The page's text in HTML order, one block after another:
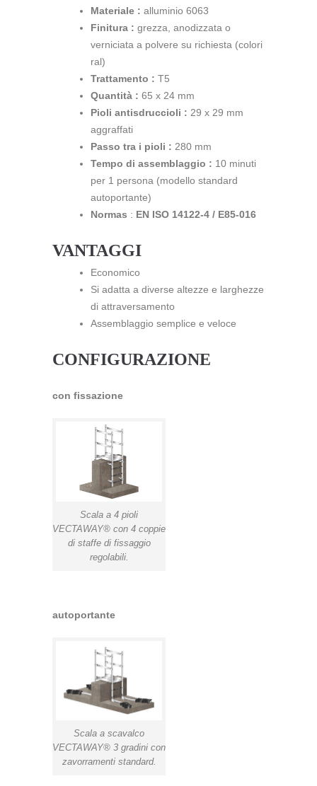
Materiale : alluminio 6063
Finitura : grezza, anodizzata o
verniciata a polvere su richiesta (colori
ral)
Trattamento : T5
Quantità : 65 x 24 mm
Pioli antisdruccioli : 29 x 29 mm
aggraffati
Passo tra i pioli : 280 mm
Tempo di assemblaggio : 10 minuti
per 1 persona (modello standard
autoportante)
Normas : EN ISO 14122-4 / E85-016
VANTAGGI
Economico
Si adatta a diverse altezze e larghezze
di attraversamento
Assemblaggio semplice e veloce
CONFIGURAZIONE
con fissazione
Scala a 4 pioli
VECTAWAY® con 4 coppie
di staffe di fissaggio
regolabili.
autoportante
Scala a scavalco
VECTAWAY® 3 gradini con
zavorramenti standard.